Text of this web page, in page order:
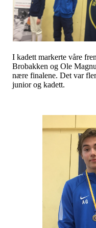
I kadett markerte våre
Brobakken og Ole
nære finalene. Det var
junior og kadett.